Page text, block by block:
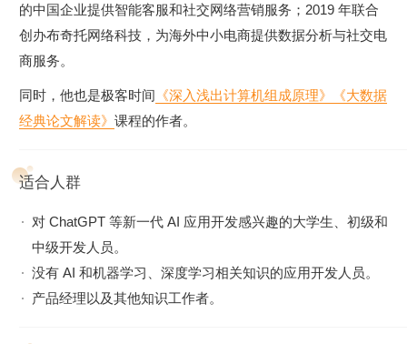
一步让你体验语音识别、语音合成，以及唇形能够配合语音
内容的数字人。还会教会你如何利用现在最流行的 Stable
Diffusion 这样的开源模型，去生成你所需要的图片。并在最
后，把聊天和画图结合到一起去，为你提供一个“美工助
理”。
的中国企业提供智能客服和社交网络营销服务；2019 年联合
创办布奇托网络科技，为海外中小电商提供数据分析与社交电
商服务。
同时，他也是极客时间 《深入浅出计算机组成原理》
《大数据
经典论文解读》 课程的作者。
适合人群
对 ChatGPT 等新一代 AI 应用开发感兴趣的大学生、初级和
中级开发人员。
没有 AI 和机器学习、深度学习相关知识的应用开发人员。
产品经理以及其他知识工作者。